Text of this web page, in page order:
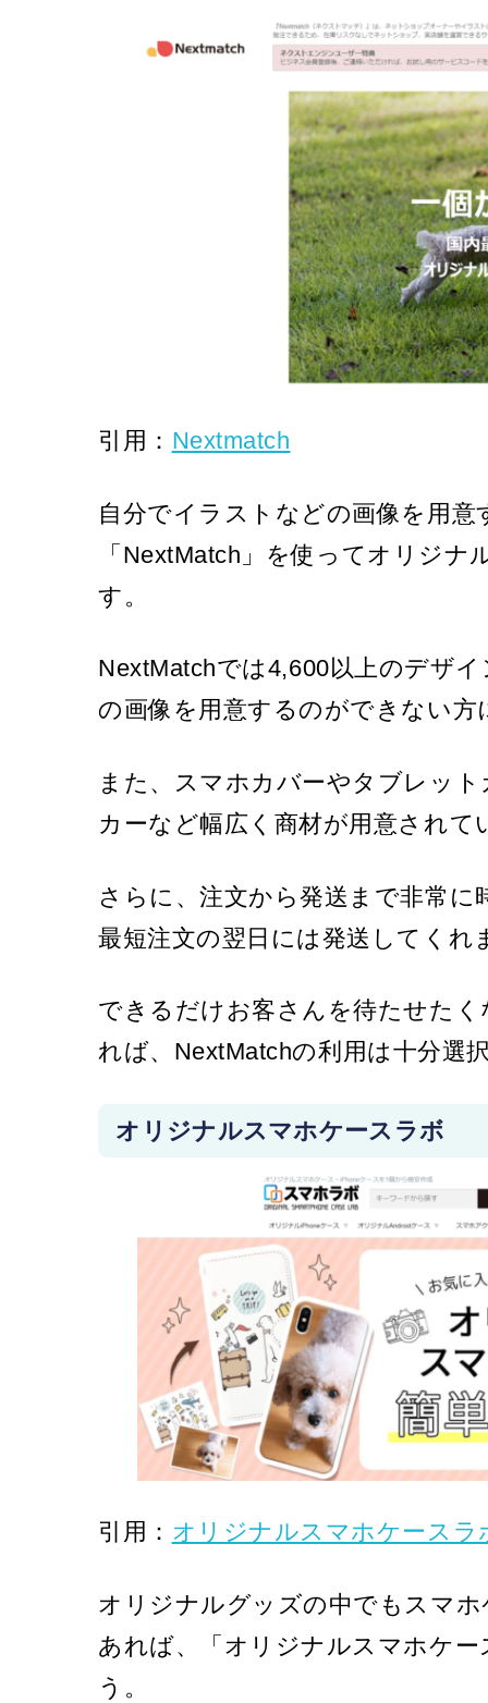
引用： Nextmatch
自分でイラストなどの画像を用
「NextMatch」を使ってオリジ
す。
NextMatchでは4,600以上のデザ
の画像を用意するのができない方
また、スマホカバーやタブレッ
カーなど幅広く商材が用意されて
さらに、注文から発送まで非常
最短注文の翌日には発送してくれ
できるだけお客さんを待たせた
れば、NextMatchの利用は十分選
オリジナルスマホケースラボ
引用： オリジナルスマホケースラ
オリジナルグッズの中でもスマ
あれば、「オリジナルスマホケ
う。